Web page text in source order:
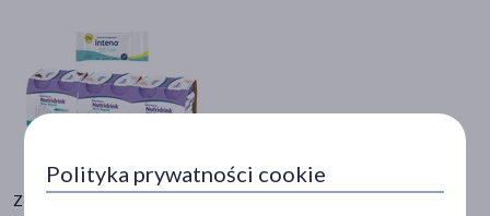
Zestaw Nutridrink Skin Repair, płyn, smak truskawkowy,
Problem
podrażnienie(28)
nadwrażliwość(15)
Polityka prywatności cookie